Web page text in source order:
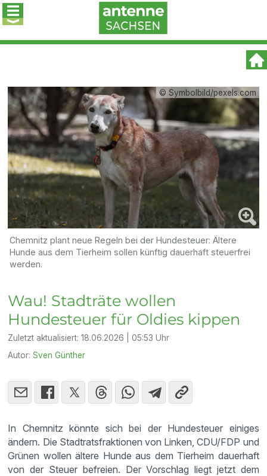
© Symbolbild/pexels.com
Chemnitz plant neue Regeln bei der Hundesteuer: Ältere
Hunde aus dem Tierheim sollen künftig dauerhaft steuerfrei
werden.
Wau! Stadträte wollen
Hundesteuer für Oldies kippen
Zuletzt aktualisiert:18.06.2026 | 05:53 Uhr
Autor:Sven Günther
In Chemnitz könnte sich bei der Hundesteuer einiges
ändern. Die Stadtratsfraktionen von Linken, CDU/FDP und
Grünen wollen ältere Hunde aus dem Tierheim dauerhaft
von der Steuer befreien. Der Vorschlag liegt jetzt dem